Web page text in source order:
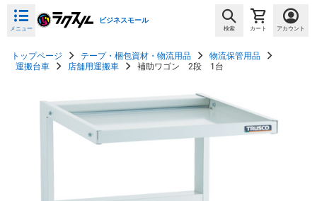
メニュー
ビジネスモール
検索 カート アカウント
トップページ テープ・梱包資材・物流用品
物流保管用品
運搬台車
店舗用運搬車 補助ワゴン 2段 1台